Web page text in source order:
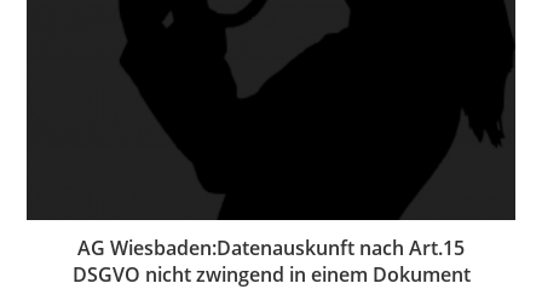
AG Wiesbaden:Datenauskunft nach Art.15
DSGVO nicht zwingend in einem Dokument